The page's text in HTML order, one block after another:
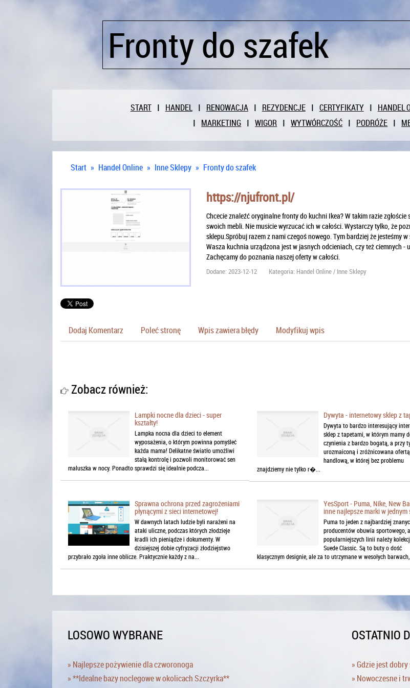
Fronty do szafek
START HANDEL RENOWACJA REZYDENCJE CERTYFIKATY HANDEL
MARKETING
WIGOR WYTWÓRCZOŚĆ PODRÓŻE
Start » Handel Online » Inne Sklepy » Fronty do szafek
https://njufront.pl/
Chcecie znaleźć oryginalne fronty do kuchni Ikea? W takim razie
swoich mebli. Nie musicie wyrzucać ich w całości. Wystarczy tylko, że
sklepu.Spróbuj razem z nami czegoś nowego. Tym bardziej że jesteśmy
Wasza kuchnia urządzona jest w jasnych odcieniach, czy też ciemnych
Zachęcamy do poznania naszej oferty w całości.
Dodane: 2023-12-12 Kategoria: Handel Online / Inne Sklepy
Dodaj Komentarz Poleć stronę Wpis zawiera błędy Modyfikuj wpis
Zobacz również:
Lampki nocne dla dzieci - super
kształty!
Lampka nocna dla dzieci to element
wyposażenia, o którym powinna pomyśleć
każda mama! Delikatne światło umożliwi
stałą kontrolę i pozwoli monitorować sen
maluszka w nocy. Ponadto sprawdzi się idealnie podcza...
Dywyta - internetowy sklep z
Dywyta to bardzo interesujący
sklep z tapetami, w którym mamy
czynienia z bardzo bogatą, a przy
urozmaiconą i zróżnicowana ofertą
handlową, w której bez problemu
znajdziemy nie tylko r�...
Sprawna ochrona przed zagrożeniami
płynącymi z sieci internetowej!
W dawnych latach ludzie byli narażeni na
ataki uliczne, podczas których złodzieje
kradli ich pieniądze i dokumenty. W
dzisiejszej dobie cyfryzacji złodziejstwo
przybrało zgoła inne oblicze. Praktycznie każdy z na...
YesSport - Puma, Nike, New
inne najlepsze marki w jednym
Puma to jeden z najbardziej
producentów obuwia sportowego,
popularniejszych linii należy
Suede Classic. Są to buty o dość
klasycznym designie, ale za to utrzymane w wesołych barwach,...
LOSOWO WYBRANE
» Najlepsze pożywienie dla czworonoga
» **Idealne bazy noclegowe w okolicach Szczyrka**
OSTATNIO
» Gdzie jest
» Nowoczesne i